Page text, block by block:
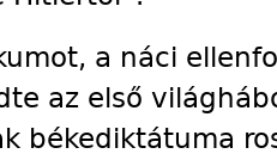
a náci
az első
békediktátuma